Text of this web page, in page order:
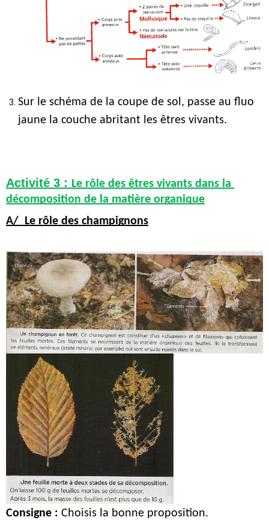
Sur le schéma de la coupe de sol, passe au fluo
jaune la couche abritant les êtres vivants.
Activité 3 : Le rôle des êtres vivants dans la
décomposition de la matière organique
A/  Le rôle des champignons
Consigne : Choisis la bonne proposition.